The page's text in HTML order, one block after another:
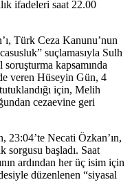
ifadeleri saat 22.00
Türk Ceza Kanunu’nun
suçlamasıyla Sulh
kapsamında
veren Hüseyin Gün, 4
için, Melih
cezaevine geri
23:04’te Necati Özkan’ın,
sorgusu başladı. Saat
ardından her üç isim için
düzenlenen “siyasal